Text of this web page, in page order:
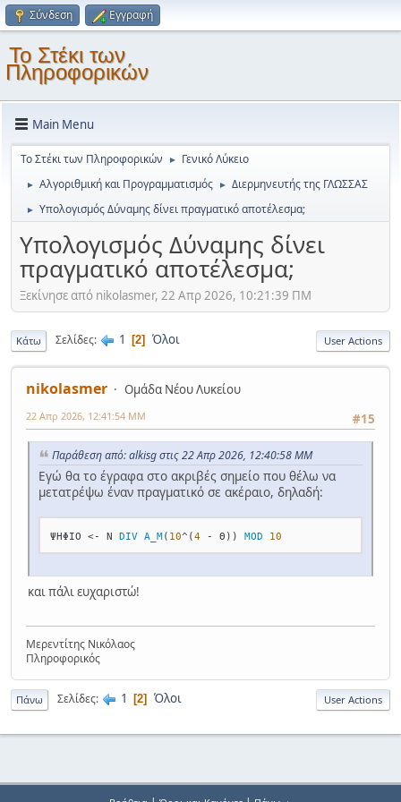
Σύνδεση Εγγραφή
Το Στέκι των
Πληροφορικών
Main Menu
Το Στέκι των Πληροφορικών ► Γενικό Λύκειο
► Αλγοριθμική και Προγραμματισμός ► Διερμηνευτής της ΓΛΩΣΣΑΣ
► Υπολογισμός Δύναμης δίνει πραγματικό αποτέλεσμα;
Υπολογισμός Δύναμης δίνει
πραγματικό αποτέλεσμα;
Ξεκίνησε από nikolasmer, 22 Απρ 2026, 10:21:39 ΠΜ
Κάτω Σελίδες 1 2 Όλοι User Actions
nikolasmer
Ομάδα Νέου Λυκείου
#15
22 Απρ 2026, 12:41:54 ΜΜ
Παράθεση από: alkisg στις 22 Απρ 2026, 12:40:58 ΜΜ
Εγώ θα το έγραφα στο ακριβές σημείο που θέλω να
μετατρέψω έναν πραγματικό σε ακέραιο, δηλαδή:
ΨΗΦΙΟ <- Ν DIV Α_Μ( 10^(4 - Θ)) MOD 10
και πάλι ευχαριστώ!
Μερεντίτης Νικόλαος
Πληροφορικός
Πάνω Σελίδες 1 2 Όλοι User Actions